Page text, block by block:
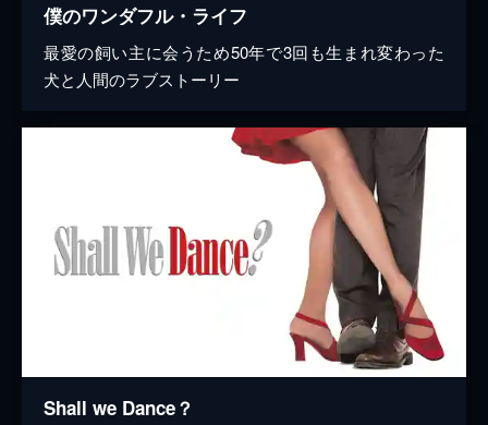
僕のワンダフル・ライフ
最愛の飼い主に会うため50年で3回も生まれ変わった
犬と人間のラブストーリー
Shall we Dance？